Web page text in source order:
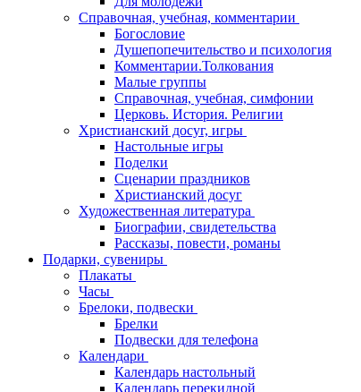
Справочная, учебная, комментарии
Богословие
Душепопечительство и психология
Комментарии.Толкования
Малые группы
Справочная, учебная, симфонии
Церковь. История. Религии
Христианский досуг, игры
Настольные игры
Поделки
Сценарии праздников
Христианский досуг
Художественная литература
Биографии, свидетельства
Рассказы, повести, романы
Подарки, сувениры
Плакаты
Часы
Брелоки, подвески
Брелки
Подвески для телефона
Календари
Календарь настольный
Календарь перекидной